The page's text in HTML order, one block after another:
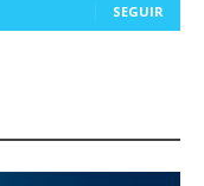
SEGUIR